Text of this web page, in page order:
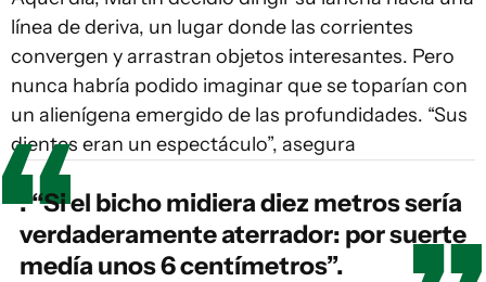
línea de deriva, un lugar donde las corrientes
convergen y arrastran objetos interesantes. Pero
nunca habría podido imaginar que se toparían con
un alienígena emergido de las profundidades. “Sus
dientes eran un espectáculo”, asegura
. “Si el bicho midiera diez metros sería
verdaderamente aterrador: por suerte
medía unos 6 centímetros”.